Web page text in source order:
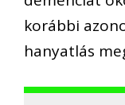
korábbi
hanyatlás